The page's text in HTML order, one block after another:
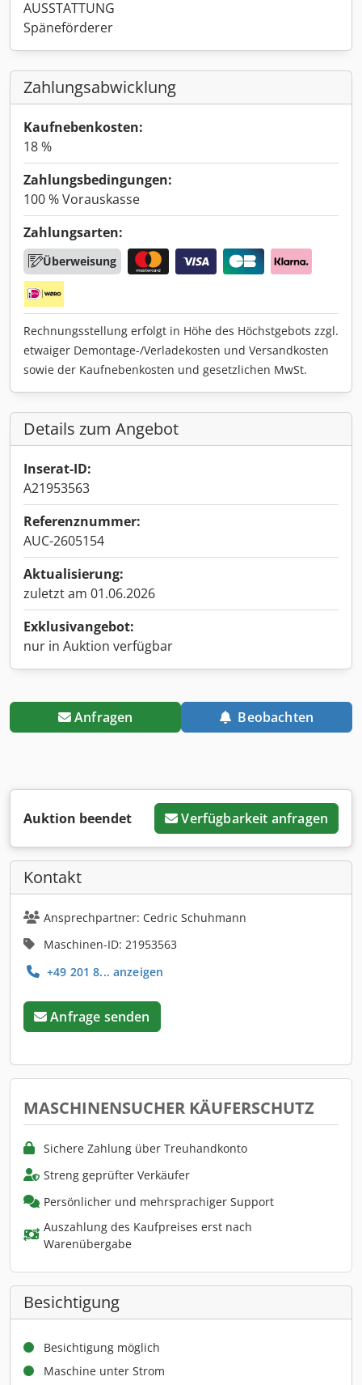
AUSSTATTUNG
Späneförderer
Zahlungsabwicklung
Kaufnebenkosten:
18 %
Zahlungsbedingungen:
100 % Vorauskasse
Zahlungsarten:
Überweisung
Rechnungsstellung erfolgt in Höhe des Höchstgebots zzgl.
etwaiger Demontage-/Verladekosten und Versandkosten
sowie der Kaufnebenkosten und gesetzlichen MwSt.
Details zum Angebot
Inserat-ID:
A21953563
Referenznummer:
AUC-2605154
Aktualisierung:
zuletzt am 01.06.2026
Exklusivangebot:
nur in Auktion verfügbar
Anfragen Beobachten
Auktion beendet Verfügbarkeit anfragen
Kontakt
Ansprechpartner: Cedric Schuhmann
Maschinen-ID: 21953563
+49 201 8... anzeigen
Anfrage senden
MASCHINENSUCHER KÄUFERSCHUTZ
Sichere Zahlung über Treuhandkonto
Streng geprüfter Verkäufer
Persönlicher und mehrsprachiger Support
Auszahlung des Kaufpreises erst nach
Warenübergabe
Besichtigung
Besichtigung möglich
Maschine unter Strom